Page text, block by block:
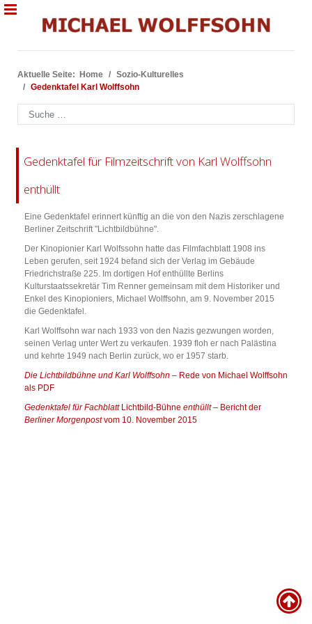
Aktuelle Seite: Home
Sozio-Kulturelles
Gedenktafel Karl Wolffsohn
Suchen
Gedenktafel für Filmzeitschrift von Karl Wolffsohn
enthüllt
Eine Gedenktafel erinnert künftig an die von den Nazis zerschlagene
Berliner Zeitschrift "Lichtbildbühne".
Der Kinopionier Karl Wolfssohn hatte das Filmfachblatt 1908 ins
Leben gerufen, seit 1924 befand sich der Verlag im Gebäude
Friedrichstraße 225. Im dortigen Hof enthüllte Berlins
Kulturstaatssekretär Tim Renner gemeinsam mit dem Historiker und
Enkel des Kinopioniers, Michael Wolffsohn, am 9. November 2015
die Gedenktafel.
Karl Wolffsohn war nach 1933 von den Nazis gezwungen worden,
seinen Verlag unter Wert zu verkaufen. 1939 floh er nach Palästina
und kehrte 1949 nach Berlin zurück, wo er 1957 starb.
Die Lichtbildbühne und Karl Wolffsohn – Rede von Michael Wolffsohn
als PDF
Gedenktafel für Fachblatt Lichtbild-Bühne enthüllt– Bericht der
Berliner Morgenpostvom 10. November 2015